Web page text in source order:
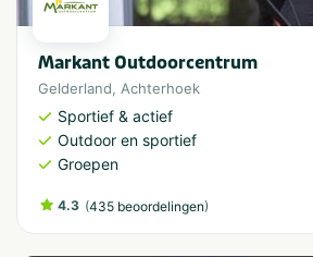
Markant Outdoorcentrum
Gelderland, Achterhoek
Sportief & actief
Outdoor en sportief
Groepen
4.3 (435 beoordelingen)